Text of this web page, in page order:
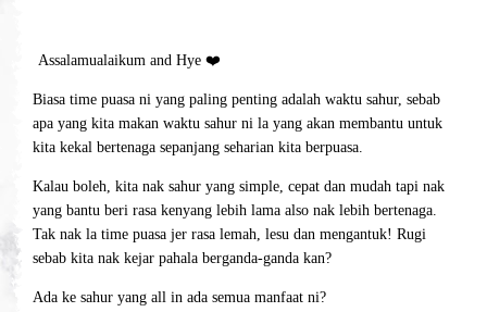
Assalamualaikum and Hye ❤️
Biasa time puasa ni yang paling penting adalah waktu sahur, sebab
apa yang kita makan waktu sahur ni la yang akan membantu untuk
kita kekal bertenaga sepanjang seharian kita berpuasa.
Kalau boleh, kita nak sahur yang simple, cepat dan mudah tapi nak
yang bantu beri rasa kenyang lebih lama also nak lebih bertenaga.
Tak nak la time puasa jer rasa lemah, lesu dan mengantuk! Rugi
sebab kita nak kejar pahala berganda-ganda kan?
Ada ke sahur yang all in ada semua manfaat ni?